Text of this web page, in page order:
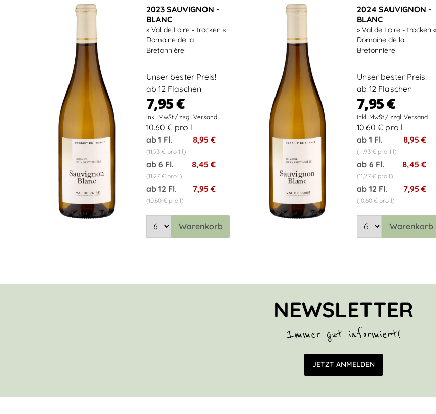
2023 SAUVIGNON -
BLANC
» Val de Loire - trocken «
Domaine de la
Bretonnière
Unser bester Preis!
ab 12 Flaschen
7,95 €
10.60 € pro l
ab 1 Fl.
8,95 €
(11,93 € pro 1 l)
ab 6 Fl. 8,45 €
(11,27 € pro l)
ab 12 Fl. 7,95 €
(10,60 € pro l)
Warenkorb
2024 SAUVIGNON -
BLANC
» Val de Loire - trocken «
Domaine de la
Bretonnière
Unser bester Preis!
ab 12 Flaschen
7,95 €
10.60 € pro l
ab 1 Fl.
8,95 €
(11,93 € pro 1 l)
ab 6 Fl. 8,45 €
(11,27 € pro l)
ab 12 Fl. 7,95 €
(10,60 € pro l)
Warenkorb
NEWSLETTER
Immer gut informiert!
E-Mail Adresse
JETZT ANMELDEN